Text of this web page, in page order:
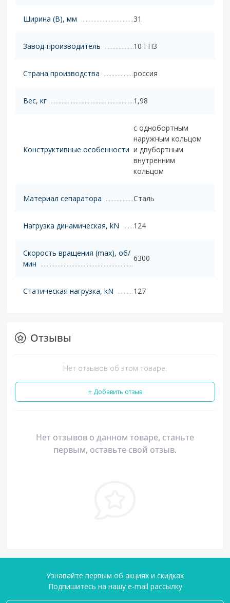
Ширина (B), мм 31
Завод-производитель 10 ГПЗ
Страна производства россия
Вес, кг 1,98
Конструктивные особенности
с однобортным
наружным кольцом
и двубортным
внутренним
кольцом
Материал сепаратора Сталь
Нагрузка динамическая, kN 124
Скорость вращения (max), об/
мин
6300
Статическая нагрузка, kN 127
Отзывы
Нет отзывов об этом товаре.
+ Добавить отзыв
Нет отзывов о данном товаре, станьте
первым, оставьте свой отзыв.
Узнавайте первым об акциях и скидках
Подпишитесь на нашу e-mail рассылку